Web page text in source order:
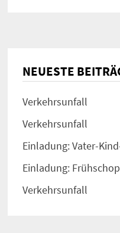
NEUESTE
Verkehrsunfall
Verkehrsunfall
Einladung: Vater-
Einladung:
Verkehrsunfall